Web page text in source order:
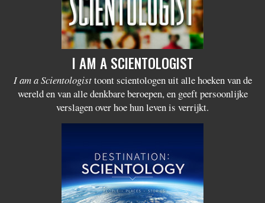
I AM A SCIENTOLOGIST
I am a Scientologisttoont scientologen uit alle hoeken van de
wereld en van alle denkbare beroepen, en geeft persoonlijke
verslagen over hoe hun leven is verrijkt.